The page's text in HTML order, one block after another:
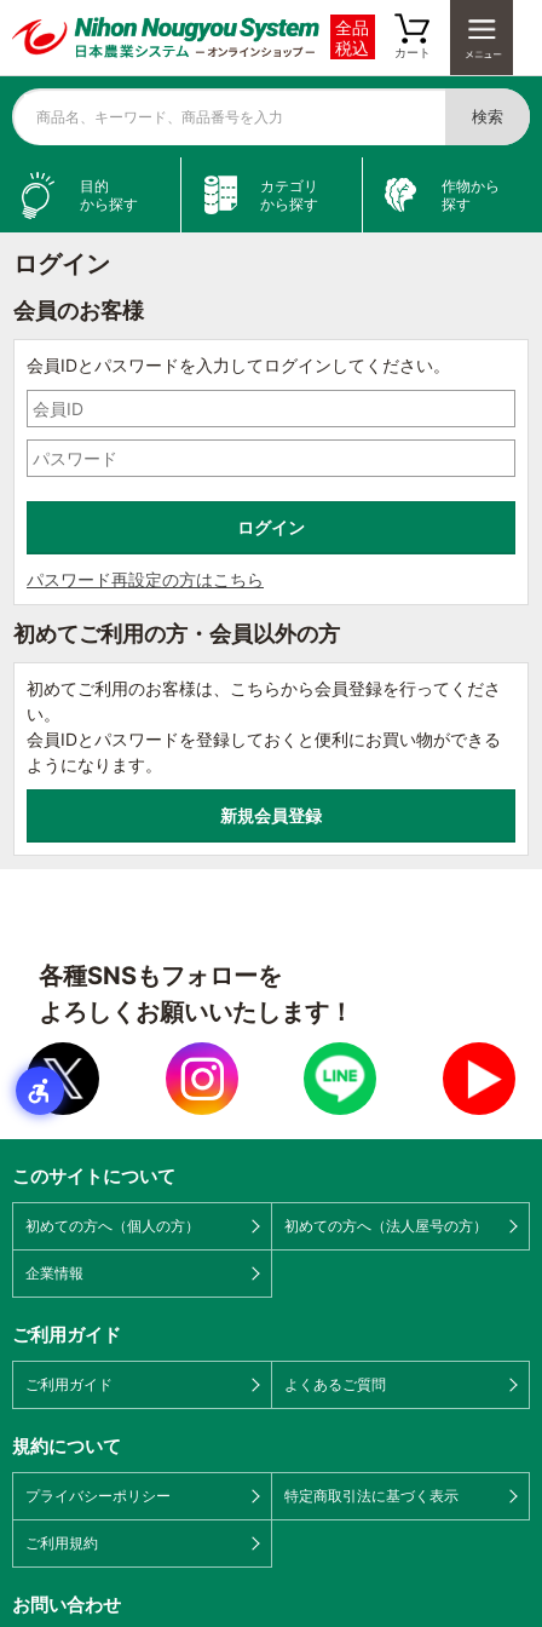
全品
税込
カート
商品名、キーワード、商品番号を入力 検索
目的
から探す
カテゴリ
から探す
作物から
探す
ログイン
会員のお客様
会員IDとパスワードを入力してログインしてください。
パスワード再設定の方はこちら
初めてご利用の方・会員以外の方
初めてご利用のお客様は、こちらから会員登録を行ってくださ
い。
会員IDとパスワードを登録しておくと便利にお買い物ができる
ようになります。
各種SNSもフォローを
よろしくお願いいたします！
このサイトについて
初めての方へ（個人の方） 初めての方へ（法人屋号の方）
企業情報
ご利用ガイド
ご利用ガイド よくあるご質問
規約について
プライバシーポリシー 特定商取引法に基づく表示
ご利用規約
お問い合わせ